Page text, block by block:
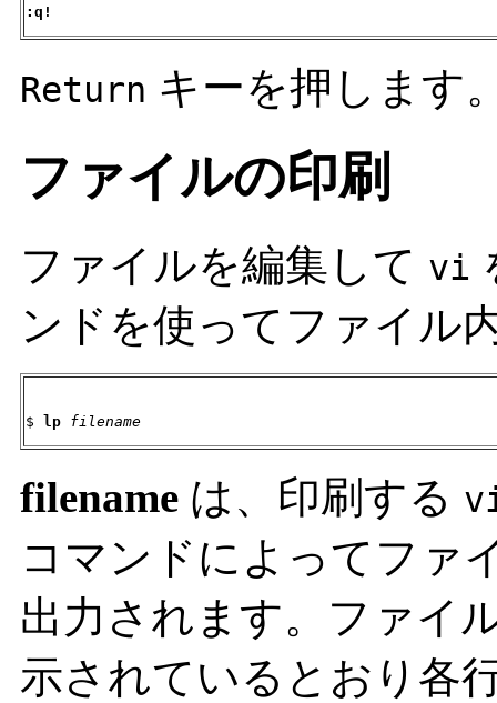
:q!
Return キーを押します
ファイルの印刷
ファイルを編集して vi
ンドを使ってファイル
$ lp filename
filename は、印刷する
コマンドによってファ
出力されます。ファイ
示されているとおり各